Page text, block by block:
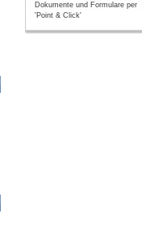
Dokumente und Formulare per
'Point & Click'